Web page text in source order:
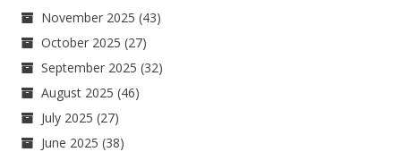
November 2025 (43)
October 2025 (27)
September 2025 (32)
August 2025 (46)
July 2025 (27)
June 2025 (38)